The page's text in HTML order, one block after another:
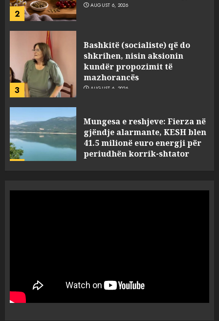
3
shkrihen, nisin aksionin
kundër propozimit të
mazhorancës
AUGUST 6, 2026
4
gjëndje alarmante, KESH blen
41.5 milionë euro energji për
periudhën korrik-shtator
AUGUST 6, 2026
Vera të rrezikshme: Si po e
1
se çfarë është “BESA”… por a e
besojnë më shqiptarët?
AUGUST 6, 2026